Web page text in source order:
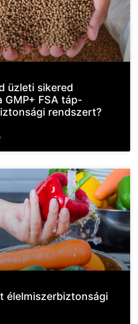
üzleti sikered
GMP+ FSA táp-
rendszert?
élelmiszerbiztonsági